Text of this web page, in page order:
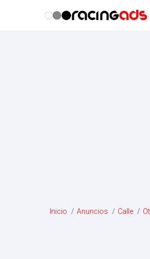
Inicio / Anuncios / Calle /